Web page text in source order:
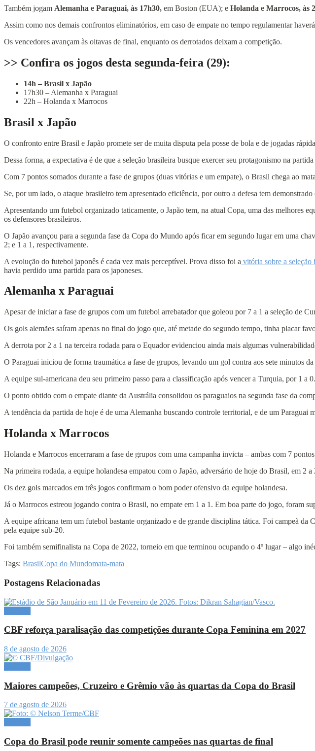
Também jogam Alemanha e Paraguai, às 17h30, em Boston (EUA); e Holanda e Marrocos, às
Assim como nos demais confrontos eliminatórios, em caso de empate no tempo regulamentar
Os vencedores avançam às oitavas de final, enquanto os derrotados deixam a competição.
>> Confira os jogos desta segunda-feira (29):
14h – Brasil x Japão
17h30 – Alemanha x Paraguai
22h – Holanda x Marrocos
Brasil x Japão
O confronto entre Brasil e Japão promete ser de muita disputa pela posse de bola e de jogadas
Dessa forma, a expectativa é de que a seleção brasileira busque exercer seu protagonismo na
Com 7 pontos somados durante a fase de grupos (duas vitórias e um empate), o Brasil chega ao
Se, por um lado, o ataque brasileiro tem apresentado eficiência, por outro a defesa tem
Apresentando um futebol organizado taticamente, o Japão tem, na atual Copa, uma das melhores
os defensores brasileiros.
O Japão avançou para a segunda fase da Copa do Mundo após ficar em segundo lugar em uma
2; e 1 a 1, respectivamente.
A evolução do futebol japonês é cada vez mais perceptível. Prova disso foi a vitória sobre a seleção
havia perdido uma partida para os japoneses.
Alemanha x Paraguai
Apesar de iniciar a fase de grupos com um futebol arrebatador que goleou por 7 a 1 a seleção de
Os gols alemães saíram apenas no final do jogo que, até metade do segundo tempo, tinha placar
A derrota por 2 a 1 na terceira rodada para o Equador evidenciou ainda mais algumas
O Paraguai iniciou de forma traumática a fase de grupos, levando um gol contra aos sete minutos
A equipe sul-americana deu seu primeiro passo para a classificação após vencer a Turquia, por 1 a 0.
O ponto obtido com o empate diante da Austrália consolidou os paraguaios na segunda fase da
A tendência da partida de hoje é de uma Alemanha buscando controle territorial, e de um Paraguai
Holanda x Marrocos
Holanda e Marrocos encerraram a fase de grupos com uma campanha invicta – ambas com 7
Na primeira rodada, a equipe holandesa empatou com o Japão, adversário de hoje do Brasil, em 2
Os dez gols marcados em três jogos confirmam o bom poder ofensivo da equipe holandesa.
Já o Marrocos estreou jogando contra o Brasil, no empate em 1 a 1. Em boa parte do jogo, foram
A equipe africana tem um futebol bastante organizado e de grande disciplina tática. Foi campeã
pela equipe sub-20.
Foi também semifinalista na Copa de 2022, torneio em que terminou ocupando o 4º lugar – algo
Tags: BrasilCopa do Mundomata-mata
Postagens Relacionadas
CBF reforça paralisação das competições durante Copa Feminina em 2027
8 de agosto de 2026
Maiores campeões, Cruzeiro e Grêmio vão às quartas da Copa do Brasil
7 de agosto de 2026
Copa do Brasil pode reunir somente campeões nas quartas de final